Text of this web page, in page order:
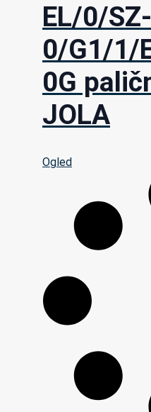
EL/0/SZ-
0/G1/1/
0G
JOLA
Ogled